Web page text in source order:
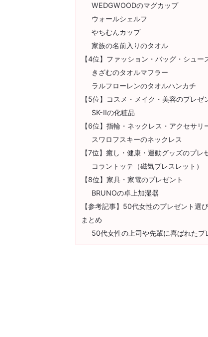
WEDGWOODのマグカップ
ウォールシェルフ
やちむんカップ
家族の名前入りのタオル
【4位】ファッション・バッグ・シュー
きざむのタオルマフラー
ラルフローレンのタオルハンカチ
【5位】コスメ・メイク・美容のプレゼ
SK-IIの化粧品
【6位】指輪・ネックレス・アクセサリ
スワロフスキーのネックレス
【7位】癒し・健康・運動グッズのプレ
コラントッテ（磁気ブレスレット）
【8位】家具・家電のプレゼント
BRUNOの卓上加湿器
【参考記事】50代女性のプレゼント選
まとめ
50代女性の上司や先輩に喜ばれたプ